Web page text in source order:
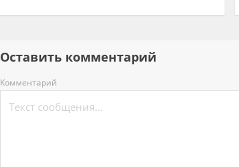
Оставить комментарий
Комментарий